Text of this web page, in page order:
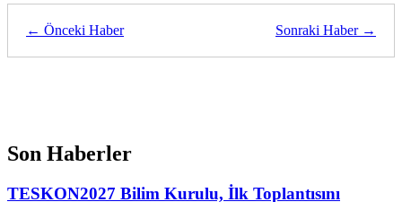
← Önceki Haber Sonraki Haber →
Son Haberler
TESKON2027 Bilim Kurulu, İlk Toplantısını